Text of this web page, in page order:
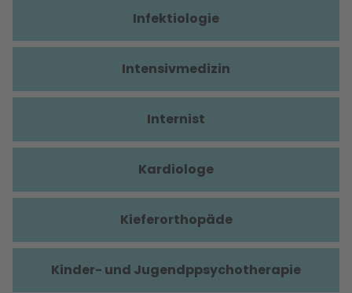
Infektiologie
Intensivmedizin
Internist
Kardiologe
Kieferorthopäde
Kinder- und Jugendppsychotherapie